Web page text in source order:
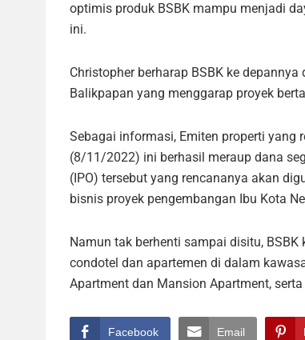
optimis produk BSBK mampu menjadi
ini.
Christopher berharap BSBK ke
Balikpapan yang menggarap proyek
Sebagai informasi, Emiten properti yang
(8/11/2022) ini berhasil meraup dana
(IPO) tersebut yang rencananya akan
bisnis proyek pengembangan Ibu Kota
Namun tak berhenti sampai disitu,
condotel dan apartemen di dalam
Apartment dan Mansion Apartment,
Facebook Email